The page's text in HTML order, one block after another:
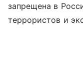
запрещена в
террористов и